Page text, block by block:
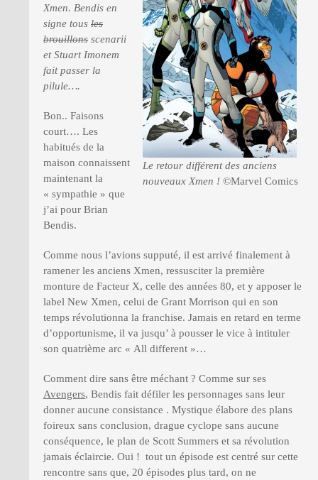
Le retour différent des anciens
nouveaux Xmen ! ©Marvel Comics
Xmen. Bendis en
signe tous les
brouillons scenarii
et Stuart Imonem
fait passer la
pilule….
Bon.. Faisons
court…. Les
habitués de la
maison connaissent
maintenant la
« sympathie » que
j’ai pour Brian
Bendis.
Comme nous l’avions supputé, il est arrivé finalement à
ramener les anciens Xmen, ressusciter la première
monture de Facteur X, celle des années 80, et y apposer le
label New Xmen, celui de Grant Morrison qui en son
temps révolutionna la franchise. Jamais en retard en terme
d’opportunisme, il va jusqu’ à pousser le vice à intituler
son quatrième arc « All different »…
Comment dire sans être méchant ? Comme sur ses
Avengers, Bendis fait défiler les personnages sans leur
donner aucune consistance . Mystique élabore des plans
foireux sans conclusion, drague cyclope sans aucune
conséquence, le plan de Scott Summers et sa révolution
jamais éclaircie. Oui ! tout un épisode est centré sur cette
rencontre sans que, 20 épisodes plus tard, on ne